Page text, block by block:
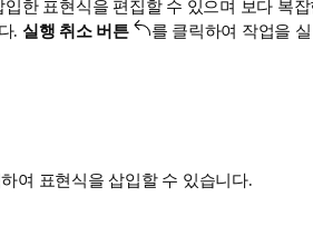
한 표현식을 편집할 수 있으며 보다 복
. 실행 취소 버튼
를 클릭하여 작업을 실
여 표현식을 삽입할 수 있습니다.